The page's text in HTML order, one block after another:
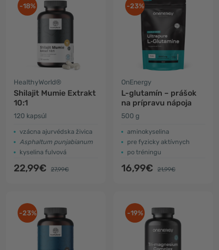
-18%
HealthyWorld®
Shilajit Mumie Extrakt
10:1
120 kapsúl
vzácna ajurvédska živica
Asphaltum punjabianum
kyselina fulvová
22,99€ 27,99€
-23%
OnEnergy
L-glutamín – prášok
na prípravu nápoja
500 g
aminokyselina
pre fyzicky aktívnych
po tréningu
16,99€ 21,99€
-23% -19%